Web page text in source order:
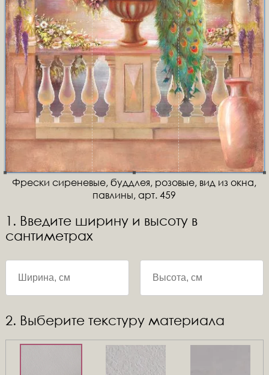
Фрески сиреневые, буддлея, розовые, вид из окна,
павлины, арт. 459
1. Введите ширину и высоту в
сантиметрах
2. Выберите текстуру материала